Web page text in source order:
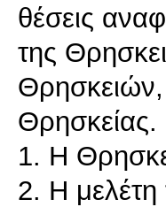
θέσεις
της
Θρησκειών,
Θρησκείας.
1. Η
2. Η μελέτη